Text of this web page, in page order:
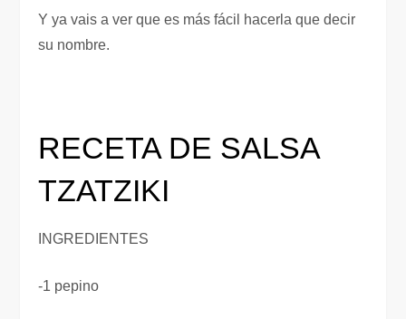
Y ya vais a ver que es más fácil hacerla que decir
su nombre.
RECETA DE SALSA
TZATZIKI
INGREDIENTES
-1 pepino